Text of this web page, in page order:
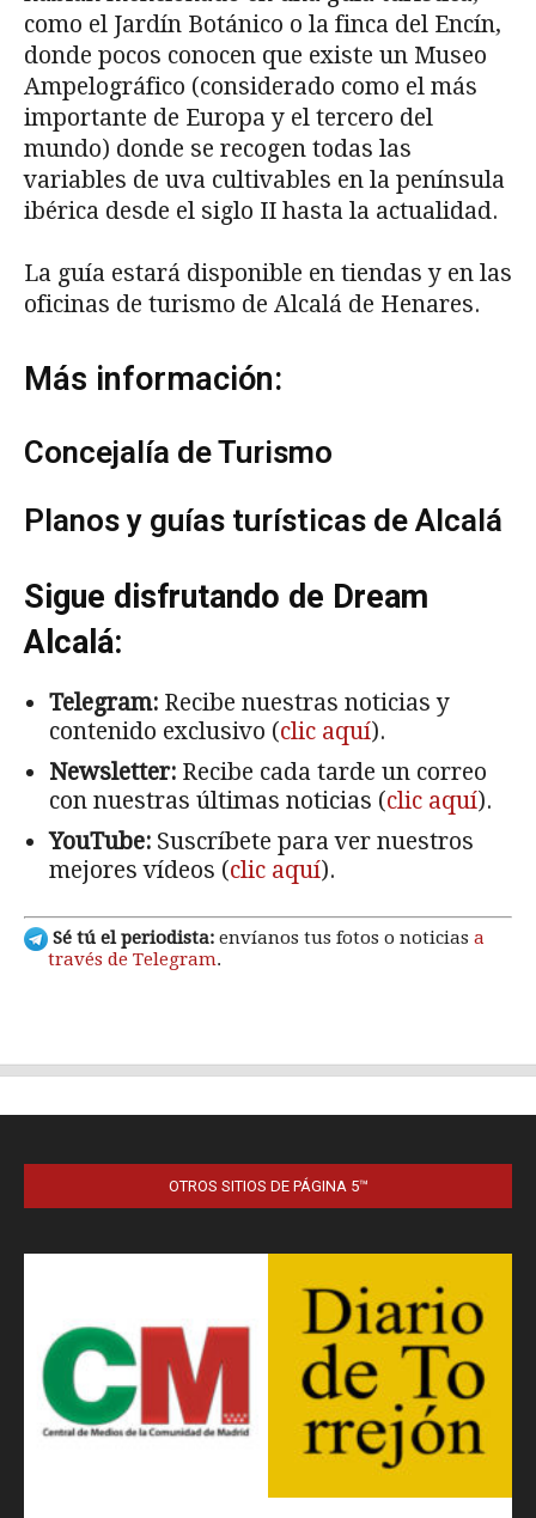
OTROS SITIOS DE PÁGINA 5™